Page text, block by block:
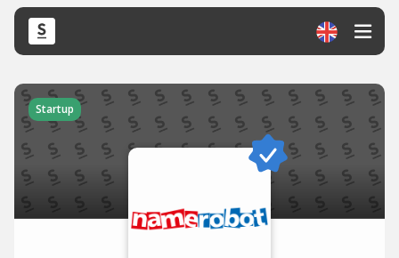
Startup